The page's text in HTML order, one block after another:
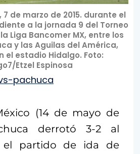
de marzo de 2015. durante el
a la jornada 9 del Torneo
Liga Bancomer MX, entre los
y las Aguilas del América,
el estadio Hidalgo. Foto:
Etzel Espinosa
(14 de mayo de
derrotó 3-2 al
el partido de ida de